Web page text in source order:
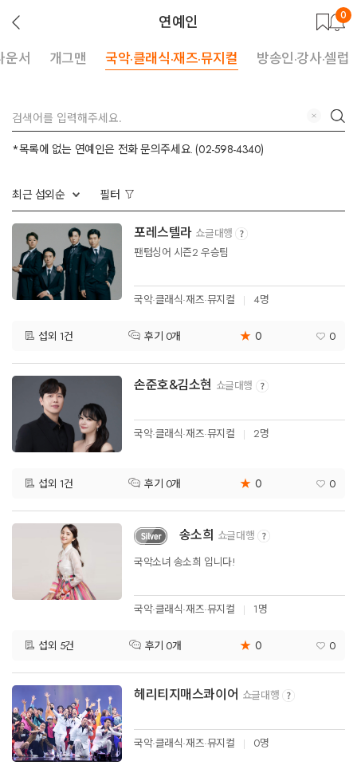
연예인
뒤
로
기
0
운서 개그맨 국악·클래식·재즈·뮤지컬 방송인·강사·셀럽
지
기
검
색
*목록에 없는 연예인은 전화 문의주세요. (02-598-4340)
최근 섭외순 필터
포레스텔라 쇼글대행
팬텀싱어 시즌2 우승팀
국악·클래식·재즈·뮤지컬 4명
섭외 1건 후기 0개 ★ 0 0
손준호&김소현 쇼글대행
국악·클래식·재즈·뮤지컬 2명
섭외 1건 후기 0개 ★ 0 0
송소희 쇼글대행
국악소녀 송소희 입니다!
국악·클래식·재즈·뮤지컬 1명
섭외 5건 후기 0개 ★ 0 0
헤리티지매스콰이어 쇼글대행
국악·클래식·재즈·뮤지컬 0명